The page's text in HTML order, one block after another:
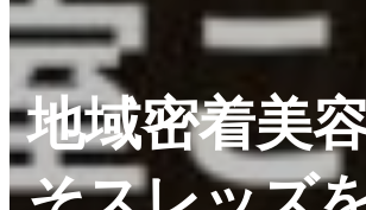
地域密着美